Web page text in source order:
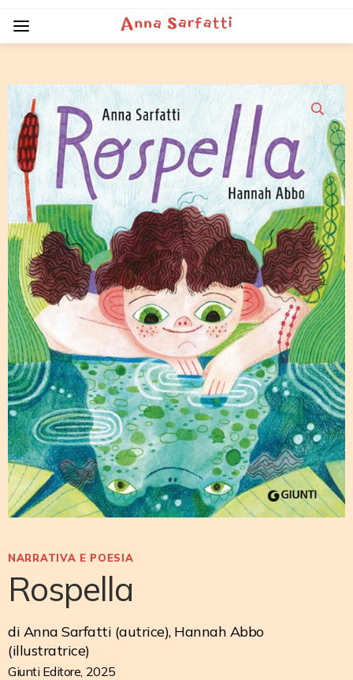
NARRATIVA E POESIA
Rospella
di Anna Sarfatti (autrice), Hannah Abbo
(illustratrice)
Giunti Editore, 2025